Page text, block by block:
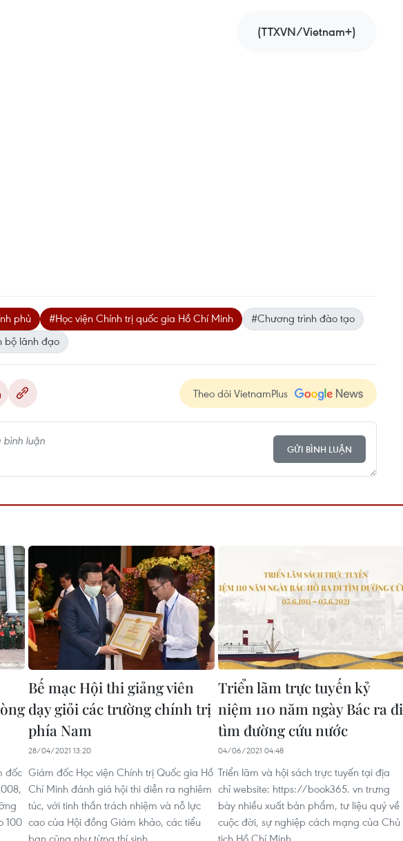
(TTXVN/Vietnam+)
phủ #Học viện Chính trị quốc gia Hồ Chí Minh
#Chương trình đào tạo
bộ lãnh đạo
Theo dõi VietnamPlus
GỬI BÌNH LUẬN
đốc
100
Bế mạc Hội thi giảng viên
dạy giỏi các trường chính trị
phía Nam
28/04/2021 13:20
Giám đốc Học viện Chính trị Quốc gia Hồ
Chí Minh đánh giá hội thi diễn ra nghiêm
túc, với tinh thần trách nhiệm và nỗ lực
cao của Hội đồng Giám khảo, các tiểu
Triển lãm trực tuyến kỷ
niệm 110 năm ngày Bác ra đi
tìm đường cứu nước
04/06/2021 04:48
Triển lãm và hội sách trực tuyến tại địa
chỉ website: https://book365. vn trưng
bày nhiều xuất bản phẩm, tư liệu quý về
cuộc đời, sự nghiệp cách mạng của Chủ